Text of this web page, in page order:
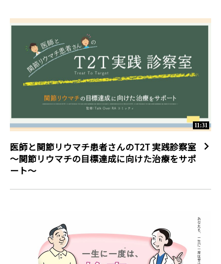
11:31
医師と関節リウマチ患者さんのT2T 実践診察室
～関節リウマチの目標達成に向けた治療をサポ
ート～